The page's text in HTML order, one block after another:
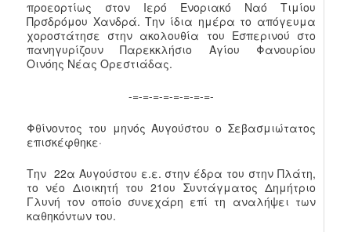
προεορτίως στον Ιερό Ενοριακό Ναό Τιμίου
Πρσδρόμου Χανδρά. Την ίδια ημέρα το απόγευμα
χοροστάτησε στην ακολουθία του Εσπερινού στο
πανηγυρίζουν Παρεκκλήσιο Αγίου Φανουρίου
Οινόης Νέας Ορεστιάδας.
-=-=-=-=-=-=-=-=-
Φθίνοντος του μηνός Αυγούστου ο Σεβασμιώτατος
επισκέφθηκε·
Την 22α Αυγούστου ε.ε. στην έδρα του στην Πλάτη,
το νέο Διοικητή του 21ου Συντάγματος Δημήτριο
Γλυνή τον οποίο συνεχάρη επί τη αναλήψει των
καθηκόντων του.